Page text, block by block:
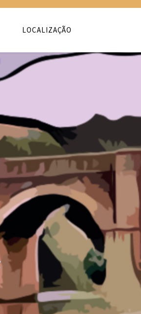
LOCALIZAÇÃO